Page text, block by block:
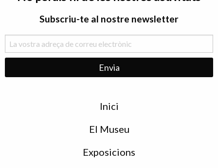
Subscriu-te al nostre newsletter
Inici
El Museu
Exposicions